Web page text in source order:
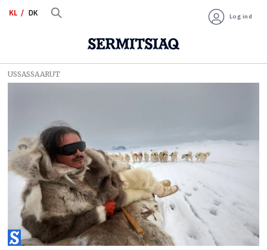
KL DK Log ind
Tag:
ilisimasassarsiorneq
USSASSAARUT